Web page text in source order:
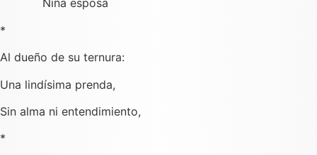
Niña esposa
*
Al dueño de su ternura:
Una lindísima prenda,
Sin alma ni entendimiento,
*